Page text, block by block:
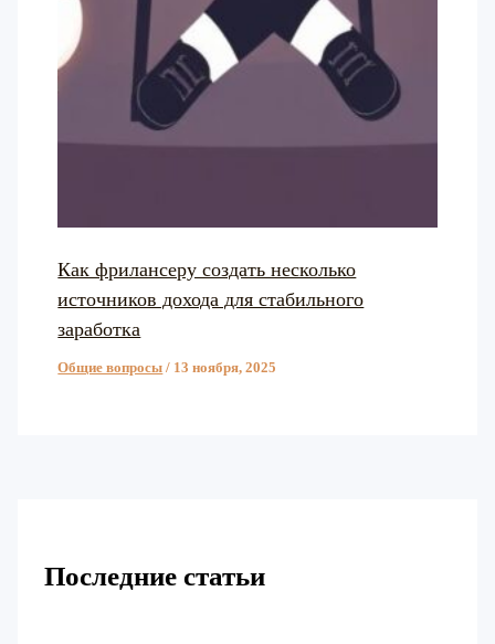
Как фрилансеру создать несколько
источников дохода для стабильного
заработка
Общие вопросы / 13 ноября, 2025
Последние статьи